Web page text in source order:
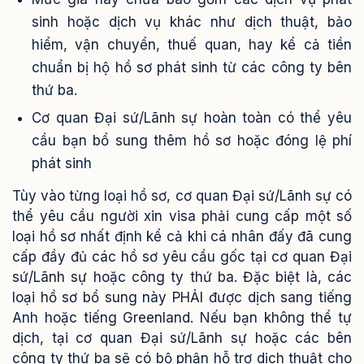
sinh hoặc dịch vụ khác như dịch thuật, bảo
hiểm, vận chuyển, thuế quan, hay kể cả tiền
chuẩn bị hộ hồ sơ phát sinh từ các công ty bên
thứ ba.
Cơ quan Đại sứ/Lãnh sự hoàn toàn có thể yêu
cầu bạn bổ sung thêm hồ sơ hoặc đóng lệ phí
phát sinh
Tùy vào từng loại hồ sơ, cơ quan Đại sứ/Lãnh sự có
thể yêu cầu người xin visa phải cung cấp một số
loại hồ sơ nhất định kể cả khi cá nhân đấy đã cung
cấp đầy đủ các hồ sơ yêu cầu gốc tại cơ quan Đại
sứ/Lãnh sự hoặc công ty thứ ba. Đặc biệt là, các
loại hồ sơ bổ sung này PHẢI được dịch sang tiếng
Anh hoặc tiếng Greenland. Nếu bạn không thể tự
dịch, tại cơ quan Đại sứ/Lãnh sự hoặc các bên
công ty thứ ba sẽ có bộ phận hỗ trợ dịch thuật cho